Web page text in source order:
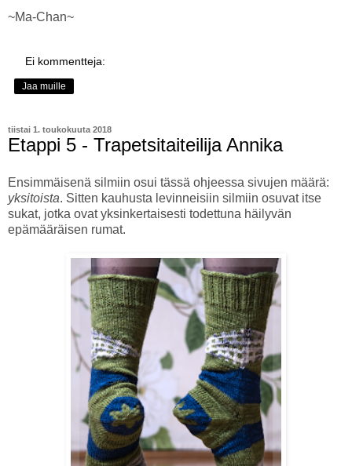
~Ma-Chan~
Ei kommentteja:
Jaa muille
tiistai 1. toukokuuta 2018
Etappi 5 - Trapetsitaiteilija Annika
Ensimmäisenä silmiin osui tässä ohjeessa sivujen määrä:
yksitoista. Sitten kauhusta levinneisiin silmiin osuvat itse
sukat, jotka ovat yksinkertaisesti todettuna häilyvän
epämääräisen rumat.